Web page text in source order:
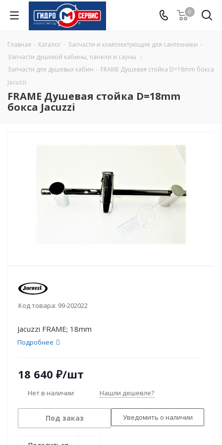
0
Главная - Каталог - Запчасти и комплектующие для сантехники -
Запчасти душевой кабины, панели и сауны -
Запчасти для душевых кабин - FRAME Душевая стойка D=18mm бокса
Jacuzzi
FRAME Душевая стойка D=18mm
бокса Jacuzzi
Код товара: 99-202022
Jacuzzi FRAME; 18mm
Подробнее
18 640 ₽/шт
Нет в наличии Нашли дешевле?
Под заказ Уведомить о наличии